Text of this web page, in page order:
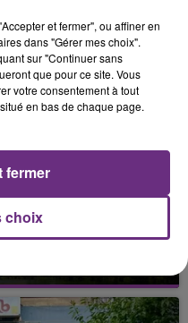
DE CHOOZ
la centrale
Une situation
et fermer", ou affiner en
dans "Gérer mes choix".
sur "Continuer sans
que pour ce site. Vous
votre consentement à tout
en bas de chaque page.
choix
fermer